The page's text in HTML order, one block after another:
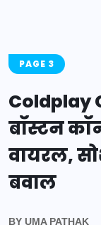
PAGE 3
Coldplay
बॉस्टन
वायरल,
बवाल
BY UMA PATHAK